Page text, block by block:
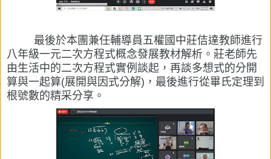
最後於本團兼任輔導員五權國中莊佶達教師進行
八年級一元二次方程式概念發展教材解析。莊老師先
由生活中的二次方程式實例談起，再談多想式的分開
算與一起算(展開與因式分解)，最後進行從畢氏定理到
根號數的精采分享。